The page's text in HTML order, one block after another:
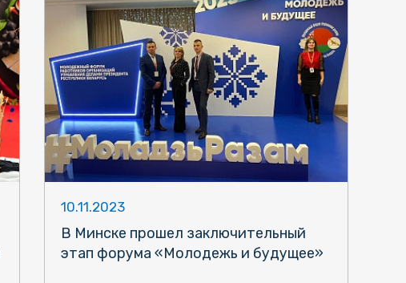
10.11.2023
В Минске прошел заключительный
этап форума «Молодежь и будущее»